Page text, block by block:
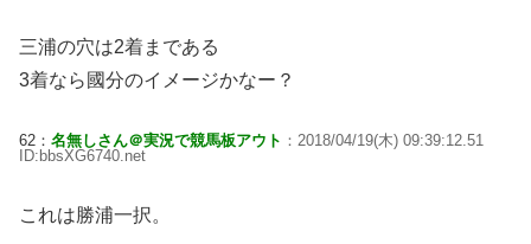
三浦の穴は2着まである
3着なら國分のイメージかなー？
62： 名無しさん＠実況で競馬板アウト ：2018/04/19(木) 09:39:12.51
ID:bbsXG6740.net
これは勝浦一択。